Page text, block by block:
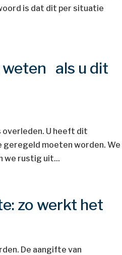
is dat dit per situatie
weten als u dit
overleden. U heeft dit
geregeld moeten worden. We
we rustig uit...
zo werkt het
De aangifte van